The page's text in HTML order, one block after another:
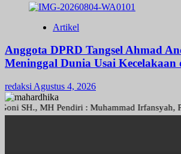
Artikel
Anggota DPRD Tangsel Ahmad
Meninggal Dunia Usai
redaksi Agustus 4, 2026
SH., MH Pendiri : Muhammad Irfansyah,